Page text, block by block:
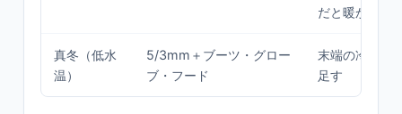
だと暖かい
真冬（低水
温）
5/3mm＋ブーツ・グロー
ブ・フード
末端の冷えを
足す